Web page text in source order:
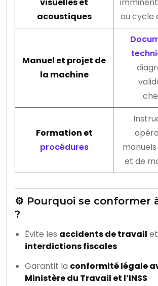
visuelles et
acoustiques
ou cycle
Manuel et projet de
la machine
Formation et
procédures
manuels
et de
⚙️ Pourquoi se conformer
?
Évite les accidents de travail
interdictions fiscales
Garantit la conformité légale
Ministère du Travail et l’INSS